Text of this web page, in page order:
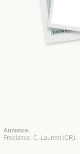
Annonce.
Freelance, C. Laurent (CR).